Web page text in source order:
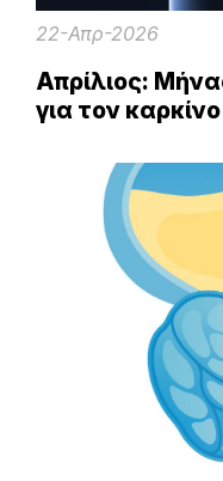
22-Απρ-2026
Απρίλιος:
για τον